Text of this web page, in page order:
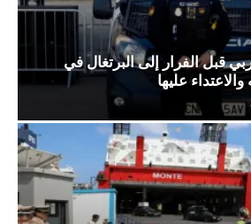
قبل الفرار إلى البرتغال في
عليها